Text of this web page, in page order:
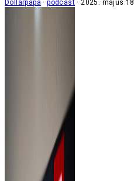
Dollárpapa podcast 2025. május 18.